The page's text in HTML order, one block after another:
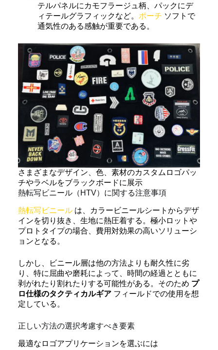
テルパネルにカモフラージュ柄、パックにデ
ィテールグラフィックなど。 ポーチ ソフトで
通気性のある感触が重要である。
さまざまなデザイン、色、素材のカスタムロゴパッ
チやラベルをブラックボードに展示
熱転写ビニール（HTV）に関する注意事項
熱転写ビニールは、カラービニールシートからデザ
インを切り抜き、生地に熱圧着する。極小ロットや
プロトタイプの場合、費用対効果の高いソリューシ
ョンとなる。
しかし、ビニール層は他の方法よりも耐久性に劣
り、特に屈曲や磨耗によって、時間の経過とともに
剥がれたり割れたりする可能性がある。そのため プ
ロ仕様のタクティカルギア フィールドでの使用を想
定している。
正しい方法の選択考慮すべき要素
最適なロゴアプリケーションを選ぶには